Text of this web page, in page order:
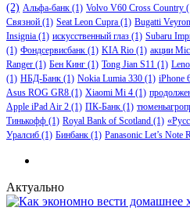
(2) Альфа-банк (1) Volvo V60 Cross Country
Связной (1) Seat Leon Cupra (1) Bugatti Veyron
Insignia (1) искусственный глаз (1) Subaru
(1) Фондсервисбанк (1) KIA Rio (1) акции
Ranger (1) Бен Кинг (1) Tong Jian S11 (1)
(1) НБД-Банк (1) Nokia Lumia 330 (1) iPhone
Asus ROG GR8 (1) Xiaomi Mi 4 (1)
Apple iPad Air 2 (1) ПК-Банк (1)
Тинькофф (1) Royal Bank of Scotland (1)
Уралсиб (1) Бинбанк (1) Panasonic Let’s Note
Актуально